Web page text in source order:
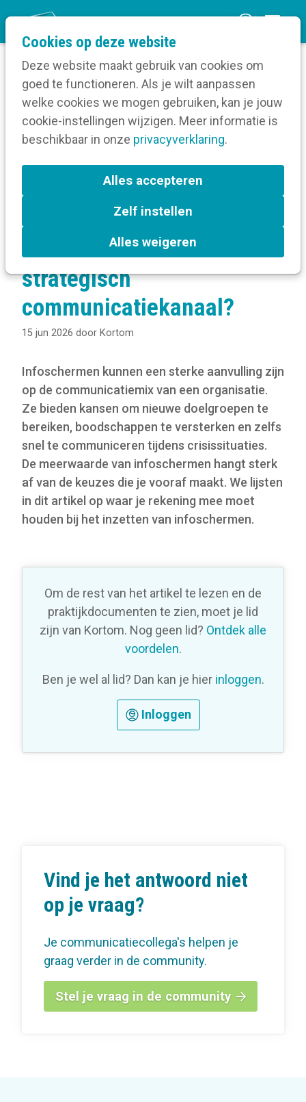
Cookies op deze website
Deze website maakt gebruik van cookies om
goed te functioneren. Als je wilt aanpassen
welke cookies we mogen gebruiken, kan je jouw
cookie-instellingen wijzigen. Meer informatie is
beschikbaar in onze privacyverklaring.
Alles accepteren
Zelf instellen
Alles weigeren
n
m
Home
Verruim je kennis
Crisiscommunicatie
Communiceren tijdens een crisis
communicatiekanaal?
Hoe maak je van
infoschermen een
strategisch
communicatiekanaal?
15 jun 2026 door Kortom
Infoschermen kunnen een sterke aanvulling zijn
op de communicatiemix van een organisatie.
Ze bieden kansen om nieuwe doelgroepen te
bereiken, boodschappen te versterken en zelfs
snel te communiceren tijdens crisissituaties.
De meerwaarde van infoschermen hangt sterk
af van de keuzes die je vooraf maakt. We lijsten
in dit artikel op waar je rekening mee moet
houden bij het inzetten van infoschermen.
Om de rest van het artikel te lezen en de
praktijkdocumenten te zien, moet je lid
zijn van Kortom. Nog geen lid? Ontdek alle
voordelen.
Ben je wel al lid? Dan kan je hier inloggen.
Inloggen
Vind je het antwoord niet
op je vraag?
Je communicatiecollega's helpen je
graag verder in de community.
Stel je vraag in de community